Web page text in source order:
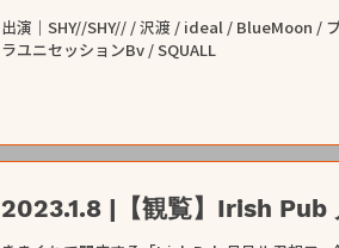
出演｜SHY//SHY// / 沢渡 / ideal / BlueMoon /
ラユニセッションBv / SQUALL
2023.1.8 |【観覧】Irish Pub